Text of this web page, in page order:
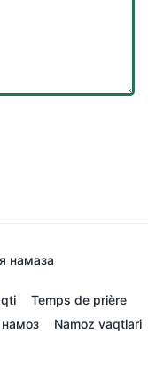
намаза
Temps de prière
Namoz vaqtlari